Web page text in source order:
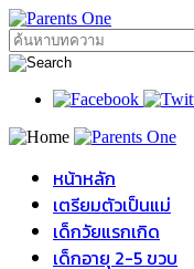
หน้าหลัก
เตรียมตัวเป็นแม่
เด็กวัยแรกเกิด
เด็กอายุ 2-5 ขวบ